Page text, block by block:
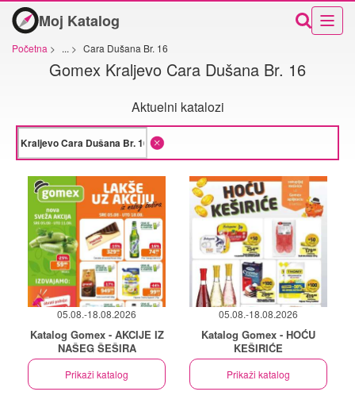
Moj Katalog
Početna > ... > Cara Dušana Br. 16
Gomex Kraljevo Cara Dušana Br. 16
Aktuelni katalozi
05.08.-18.08.2026
Katalog Gomex - AKCIJE IZ
NAŠEG ŠEŠIRA
Prikaži katalog
05.08.-18.08.2026
Katalog Gomex - HOĆU
KEŠIRIĆE
Prikaži katalog